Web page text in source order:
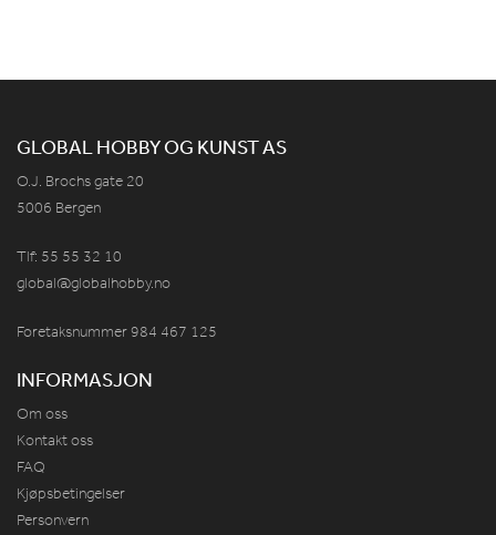
GLOBAL HOBBY OG KUNST AS
O.J. Brochs gate 20
5006 Bergen
Tlf: 55 55 32 10
global@globalhobby.no
Foretaksnummer 984 467 125
INFORMASJON
Om oss
Kontakt oss
FAQ
Kjøpsbetingelser
Personvern